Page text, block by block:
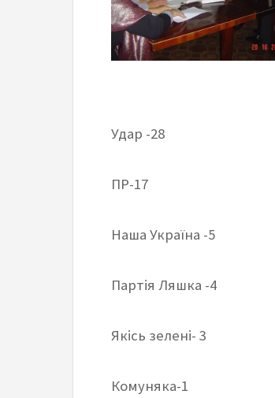
Удар -28
ПР-17
Наша Україна -5
Партія Ляшка -4
Якісь зелені- 3
Комуняка-1